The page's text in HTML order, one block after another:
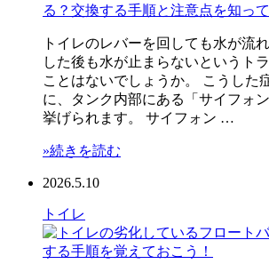
る？交換する手順と注意点を知って
トイレのレバーを回しても水が流
した後も水が止まらないというト
ことはないでしょうか。 こうした
に、タンク内部にある「サイフォ
挙げられます。 サイフォン …
»続きを読む
2026.5.10
トイレ